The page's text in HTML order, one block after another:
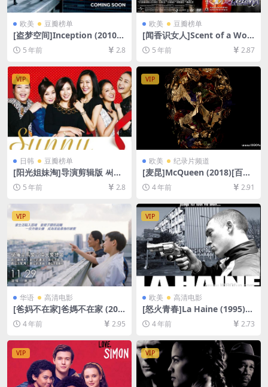
欧美 豆瓣榜单
[盗梦空间]Inception (2010)
[百度网盘+迅雷云盘资源1080
P超清未删减][MP4/9.5GB][中
英字幕]
5 年前 2.8
欧美 豆瓣榜单
[闻香识女人]Scent of a Wo
man (1992)[百度网盘+夸克网
盘+迅雷云盘资源1080P超清
未删减][MP4/11GB][中英字
幕]
5 年前 2.87
VIP
日韩 豆瓣榜单
[阳光姐妹淘]导演剪辑版 써니
(2011)[百度网盘+迅雷云盘资
源1080P超清未删减][MP4/8.
5 年前 2.8
VIP
欧美 纪录片频道
[麦昆]McQueen (2018)[百度
网盘+迅雷云盘资源1080P超
清未删减][MP4/7.6GB][中英
4 年前 2.91
VIP
华语 高清电影
[爸妈不在家]爸媽不在家 (201
3)[百度网盘+迅雷云盘资源10
80P超清未删减][MP4/7GB]
[中文字幕]
4 年前 2.95
VIP
欧美 高清电影
[怒火青春]La Haine (1995)
[百度网盘+迅雷云盘资源1080
P超清未删减][MP4/6GB][中
文字幕]
4 年前 2.73
VIP VIP